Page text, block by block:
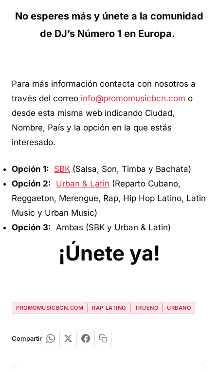
No esperes más y únete a la comunidad
de DJ’s Número 1 en Europa.
Para más información contacta con nosotros a
través del correo info@promomusicbcn.com o
desde esta misma web indicando Ciudad,
Nombre, País y la opción en la que estás
interesado.
Opción 1: SBK (Salsa, Son, Timba y Bachata)
Opción 2: Urban & Latin (Reparto Cubano,
Reggaeton, Merengue, Rap, Hip Hop Latino, Latin
Music y Urban Music)
Opción 3: Ambas (SBK y Urban & Latin)
¡Únete ya!
PROMOMUSICBCN.COM RAP LATINO TRUENO URBANO
Compartir